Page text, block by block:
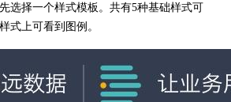
选择一个样式模板。共有5种基础样式可
式上可看到图例。